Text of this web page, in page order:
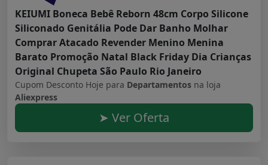
KEIUMI Boneca Bebê Reborn 48cm Corpo Silicone
Siliconado Genitália Pode Dar Banho Molhar
Comprar Atacado Revender Menino Menina
Barato Promoção Natal Black Friday Dia Crianças
Original Chupeta São Paulo Rio Janeiro
Cupom Desconto Hoje para Departamentos na loja
Aliexpress
➤ Ver Oferta